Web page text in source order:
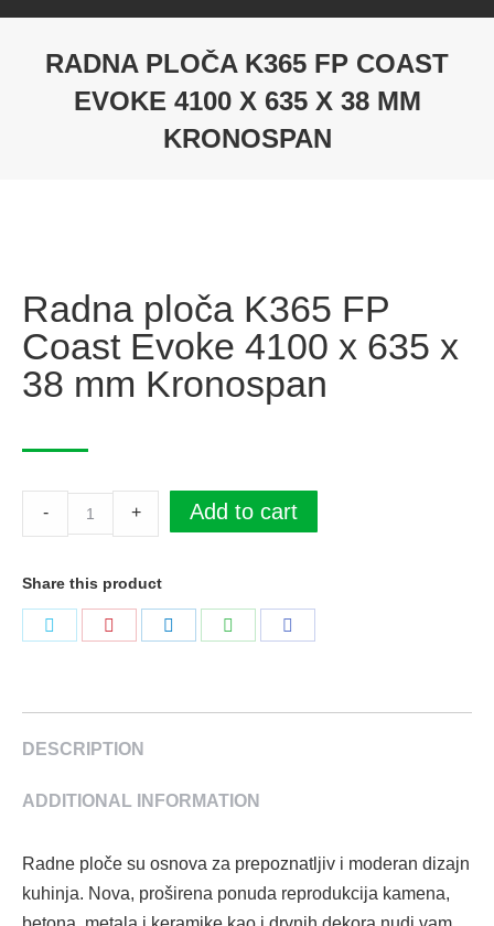
RADNA PLOČA K365 FP COAST
EVOKE 4100 X 635 X 38 MM
KRONOSPAN
Radna ploča K365 FP
Coast Evoke 4100 x 635 x
38 mm Kronospan
ploča
FP
Coast
x
635
38
Kronospan
quantity
- + Add to cart
Share this product
DESCRIPTION
ADDITIONAL INFORMATION
Radne ploče su osnova za prepoznatljiv i moderan dizajn
kuhinja. Nova, proširena ponuda reprodukcija kamena,